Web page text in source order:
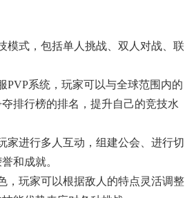
模式，包括单人挑战、双人对战、联
PVP系统，玩家可以与全球范围内的
排行榜的排名，提升自己的竞技水
家进行多人互动，组建公会、进行切
和成就。
，玩家可以根据敌人的特点灵活调整